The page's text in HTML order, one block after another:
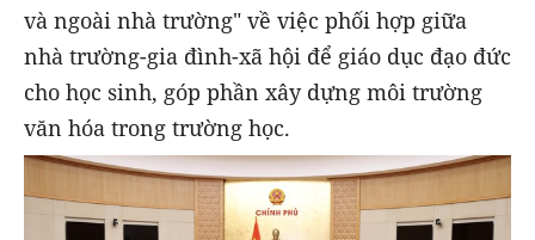
và ngoài nhà trường" về việc phối hợp giữa
nhà trường-gia đình-xã hội để giáo dục đạo đức
cho học sinh, góp phần xây dựng môi trường
văn hóa trong trường học.